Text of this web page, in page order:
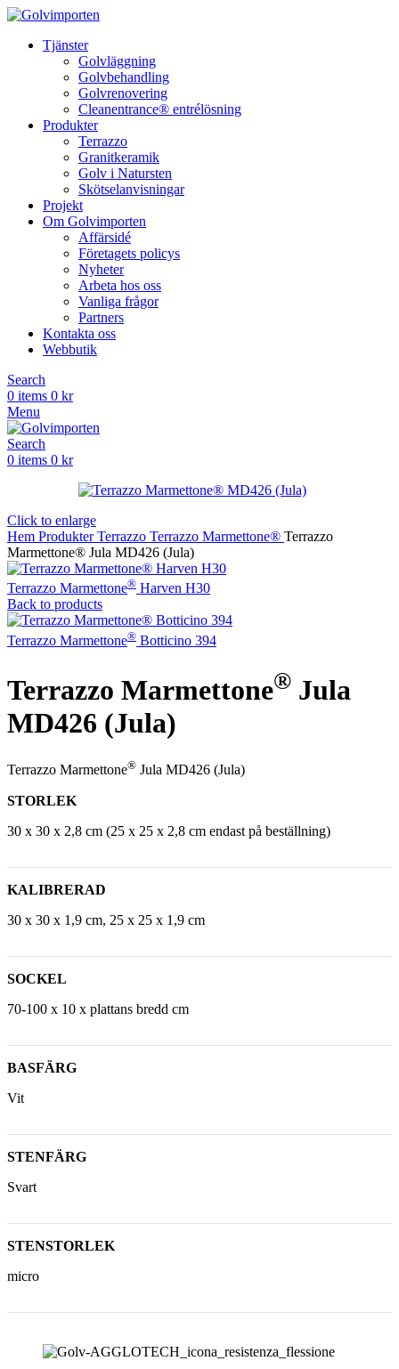
Tjänster
Golvläggning
Golvbehandling
Golvrenovering
Cleanentrance® entrélösning
Produkter
Terrazzo
Granitkeramik
Golv i Natursten
Skötselanvisningar
Projekt
Om Golvimporten
Affärsidé
Företagets policys
Nyheter
Arbeta hos oss
Vanliga frågor
Partners
Kontakta oss
Webbutik
Search
0 items 0 kr
Menu
Search
0 items 0 kr
Click to enlarge
Hem ProdukterTerrazzo Terrazzo Marmettone® Terrazzo
Marmettone® Jula MD426 (Jula)
Terrazzo Marmettone® Harven H30
Back to products
Terrazzo Marmettone® Botticino 394
Terrazzo Marmettone® Jula
MD426 (Jula)
Terrazzo Marmettone® Jula MD426 (Jula)
STORLEK
30 x 30 x 2,8 cm (25 x 25 x 2,8 cm endast på beställning)
KALIBRERAD
30 x 30 x 1,9 cm, 25 x 25 x 1,9 cm
SOCKEL
70-100 x 10 x plattans bredd cm
BASFÄRG
Vit
STENFÄRG
Svart
STENSTORLEK
micro